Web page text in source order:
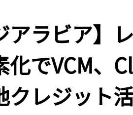
アラビア】
化でVCM、
クレジット